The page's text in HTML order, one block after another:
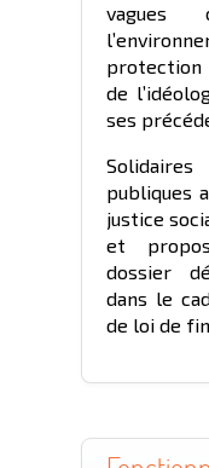
vagues
protection
de
ses
publiques
justice
et
dossier
dans le
de loi de